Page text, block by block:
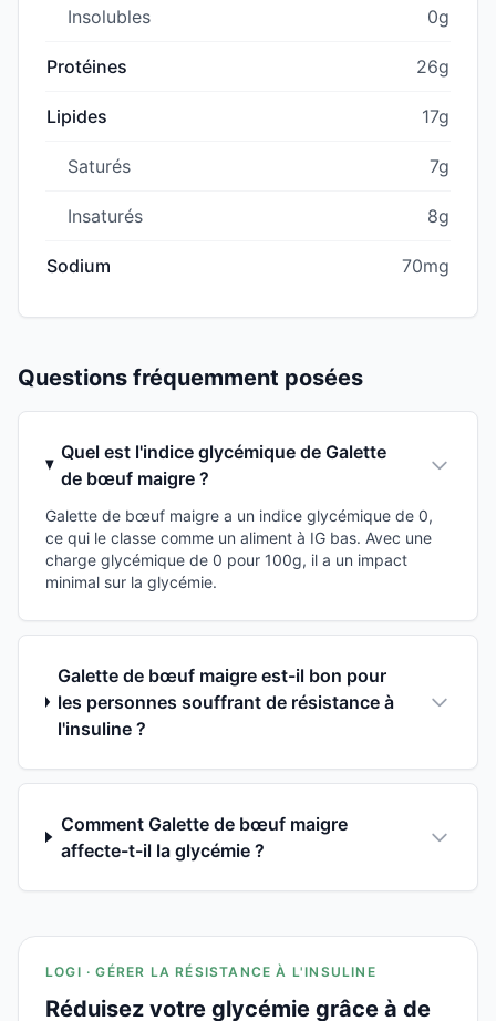
Insolubles 0g
Protéines 26g
Lipides 17g
Saturés 7g
Insaturés 8g
Sodium 70mg
Questions fréquemment posées
Quel est l'indice glycémique de Galette
de bœuf maigre ?
Galette de bœuf maigre a un indice glycémique de 0,
ce qui le classe comme un aliment à IG bas. Avec une
charge glycémique de 0 pour 100g, il a un impact
minimal sur la glycémie.
Galette de bœuf maigre est-il bon pour
les personnes souffrant de résistance à
l'insuline ?
Comment Galette de bœuf maigre
affecte-t-il la glycémie ?
LOGI · GÉRER LA RÉSISTANCE À L'INSULINE
Réduisez votre glycémie grâce à de